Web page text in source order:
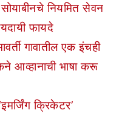
नियमित सेवन
फायदे
गावातील एक इंचही
आव्हानाची भाषा करू
क्रिकेटर’